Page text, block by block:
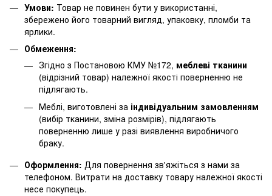
Умови: Товар не повинен бути у використанні,
збережено його товарний вигляд, упаковку, пломби та
ярлики.
Обмеження:
Згідно з Постановою КМУ №172, меблеві тканини
(відрізний товар) належної якості поверненню не
підлягають.
Меблі, виготовлені за індивідуальним замовленням
(вибір тканини, зміна розмірів), підлягають
поверненню лише у разі виявлення виробничого
браку.
Оформлення: Для повернення зв'яжіться з нами за
телефоном. Витрати на доставку товару належної якості
несе покупець.